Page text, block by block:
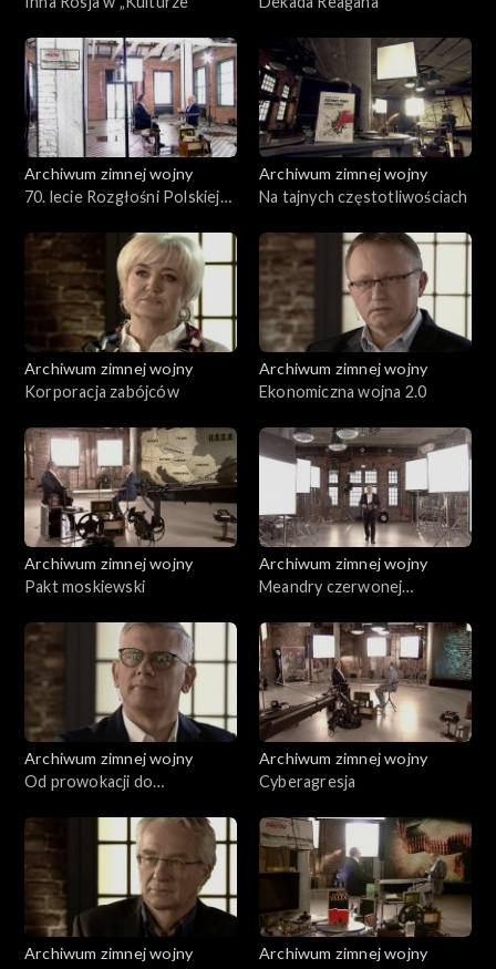
Archiwum zimnej wojny
70. lecie Rozgłośni Polskiej
Archiwum zimnej wojny
Na tajnych częstotliwościach
Archiwum zimnej wojny
Korporacja zabójców
Archiwum zimnej wojny
Ekonomiczna wojna 2.0
Archiwum zimnej wojny
Pakt moskiewski
Archiwum zimnej wojny
Meandry czerwonej
Archiwum zimnej wojny
Od prowokacji do
Archiwum zimnej wojny
Cyberagresja
Archiwum zimnej wojny
Archiwum zimnej wojny